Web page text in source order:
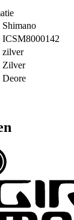
Shimano
ICSM8000142
zilver
Zilver
Deore